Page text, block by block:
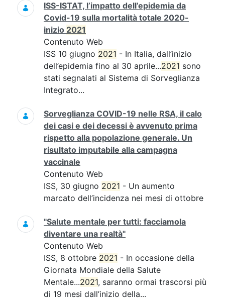
ISS-ISTAT, l’impatto dell’epidemia da
Covid-19 sulla mortalità totale 2020-
inizio 2021
Contenuto Web
ISS 10 giugno 2021 - In Italia, dall’inizio
dell’epidemia fino al 30 aprile...2021 sono
stati segnalati al Sistema di Sorveglianza
Integrato...
Sorveglianza COVID-19 nelle RSA, il calo
dei casi e dei decessi è avvenuto prima
rispetto alla popolazione generale. Un
risultato imputabile alla campagna
vaccinale
Contenuto Web
ISS, 30 giugno 2021 - Un aumento
marcato dell’incidenza nei mesi di ottobre
"Salute mentale per tutti: facciamola
diventare una realtà"
Contenuto Web
ISS, 8 ottobre 2021 - In occasione della
Giornata Mondiale della Salute
Mentale...2021, saranno ormai trascorsi più
di 19 mesi dall’inizio della...